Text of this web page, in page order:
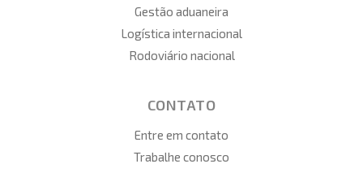
Gestão aduaneira
Logística internacional
Rodoviário nacional
CONTATO
Entre em contato
Trabalhe conosco